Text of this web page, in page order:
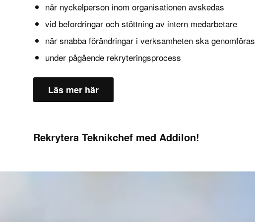
när nyckelperson inom organisationen avskedas
vid befordringar och stöttning av intern medarbetare
när snabba förändringar i verksamheten ska genomföras
under pågående rekryteringsprocess
Läs mer här
Rekrytera Teknikchef med Addilon!